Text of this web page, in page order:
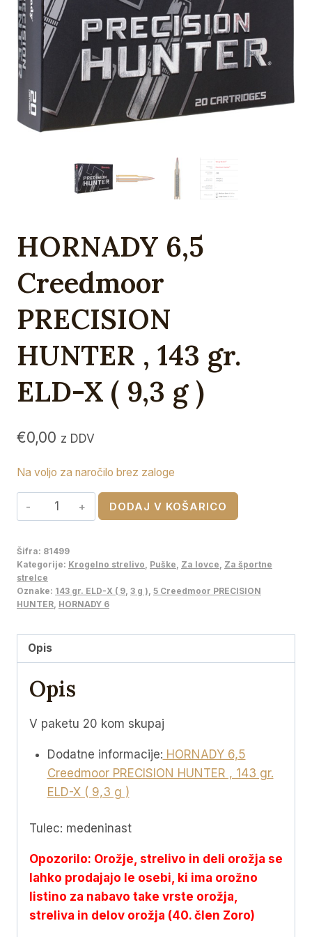
HORNADY 6,5
Creedmoor
PRECISION
HUNTER , 143 gr.
ELD-X ( 9,3 g )
€0,00 z DDV
Na voljo za naročilo brez zaloge
HORNADY
6,5
PRECISION
HUNTER
,
143
gr.
ELD-
(
g
DODAJ V KOŠARICO
Šifra: 81499
Kategorije: Krogelno strelivo Puške Za lovce Za športne
strelce
Oznake: 143 gr. ELD-X ( 9 3 g ) 5 Creedmoor PRECISION
HUNTER HORNADY 6
Opis
Opis
V paketu 20 kom skupaj
Dodatne informacije: HORNADY 6,5
Creedmoor PRECISION HUNTER , 143 gr.
ELD-X ( 9,3 g )
Tulec: medeninast
Opozorilo: Orožje, strelivo in deli orožja se
lahko prodajajo le osebi, ki ima orožno
listino za nabavo take vrste orožja,
streliva in delov orožja (40. člen Zoro)